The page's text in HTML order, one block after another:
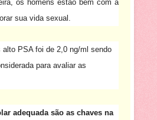
os homens estão bem com a
sua vida sexual.
PSA foi de 2,0 ng/ml sendo
para avaliar as
adequada são as chaves na